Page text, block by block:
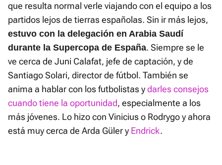
que resulta normal verle viajando con el equipo a los
partidos lejos de tierras españolas. Sin ir más lejos,
estuvo con la delegación en Arabia Saudí
durante la Supercopa de España. Siempre se le
ve cerca de Juni Calafat, jefe de captación, y de
Santiago Solari, director de fútbol. También se
anima a hablar con los futbolistas ydarles consejos
cuando tiene la oportunidad, especialmente a los
más jóvenes. Lo hizo con Vinicius o Rodrygo y ahora
está muy cerca de Arda Güler y Endrick.